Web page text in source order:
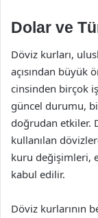
Dolar ve
Döviz kurları,
açısından büyük
cinsinden birçok
güncel durumu,
doğrudan etkiler.
kullanılan
kuru değişimleri,
kabul edilir.
Döviz kurlarının